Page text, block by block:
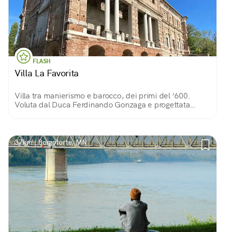
FLASH
Villa La Favorita
Villa tra manierismo e barocco, dei primi del ‘600.
Voluta dal Duca Ferdinando Gonzaga e progettata
37km | Borgoforte, MN